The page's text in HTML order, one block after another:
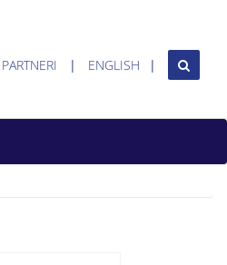
PARTNERI ENGLISH